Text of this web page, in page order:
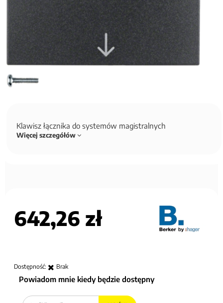
Klawisz łącznika do systemów magistralnych
Więcej szczegółów
642,26 zł
Dostępność: Brak
Powiadom mnie kiedy będzie dostępny